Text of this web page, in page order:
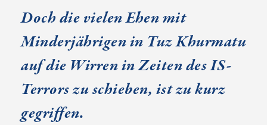
Doch die vielen Ehen mit
Minderjährigen in Tuz Khurmatu
auf die Wirren in Zeiten des IS-
Terrors zu schieben, ist zu kurz
gegriffen.